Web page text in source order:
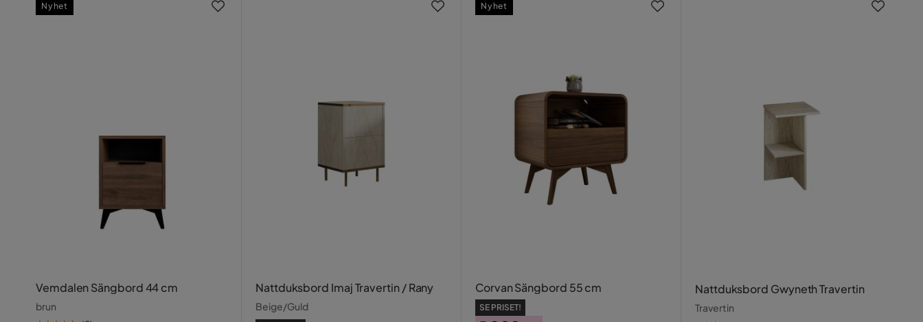
Vemdalen Sängbord 44 cm
brun
Nyhet
Nattduksbord Imaj Travertin / Rany
Beige/Guld
Corvan Sängbord 55 cm
SE PRISET!
Nyhet
Nattduksbord Gwyneth Travertin
Travertin